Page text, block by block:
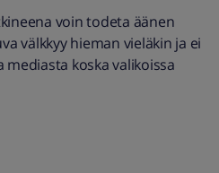
voin todeta äänen
välkkyy hieman vieläkin ja ei
koska valikoissa